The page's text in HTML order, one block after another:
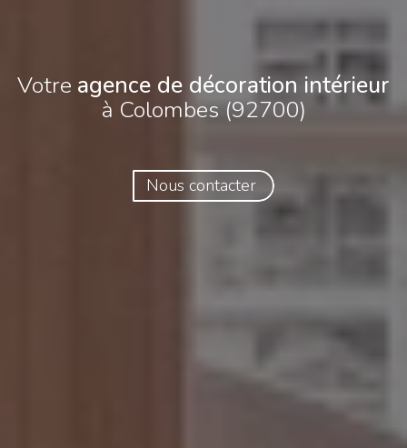
Votre agence de décoration intérieur
à Colombes (92700)
Nous contacter